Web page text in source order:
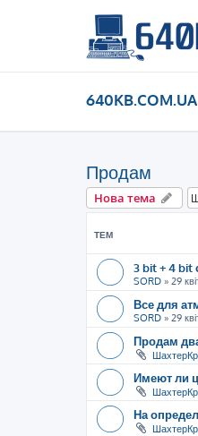
640KB.COM.UA
Продам
Нова тема
ТЕМ
3 bit + 4
SORD » 29
Все для
SORD » 29
Продам
Имеют ли
На